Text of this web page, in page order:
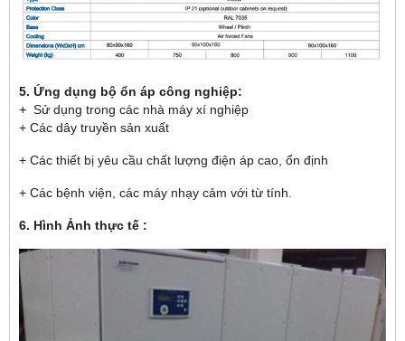
5. Ứng dụng bộ ổn áp công nghiệp:
+ Sử dụng trong các nhà máy xí nghiệp
+ Các dây truyền sản xuất
+ Các thiết bị yêu cầu chất lượng điện áp cao, ổn định
+ Các bệnh viện, các máy nhạy cảm với từ tính.
6. Hình Ảnh thực tế :